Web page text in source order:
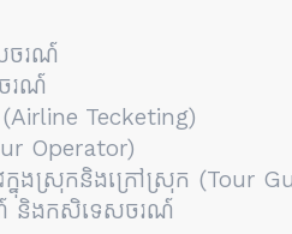
សចរណ៍
រណ៍
Tecketing)
Operator)
ក្នុងស្រុកនិងក្រៅស្រុក (Tour
ណ៍ និងកសិទេសចរណ៍